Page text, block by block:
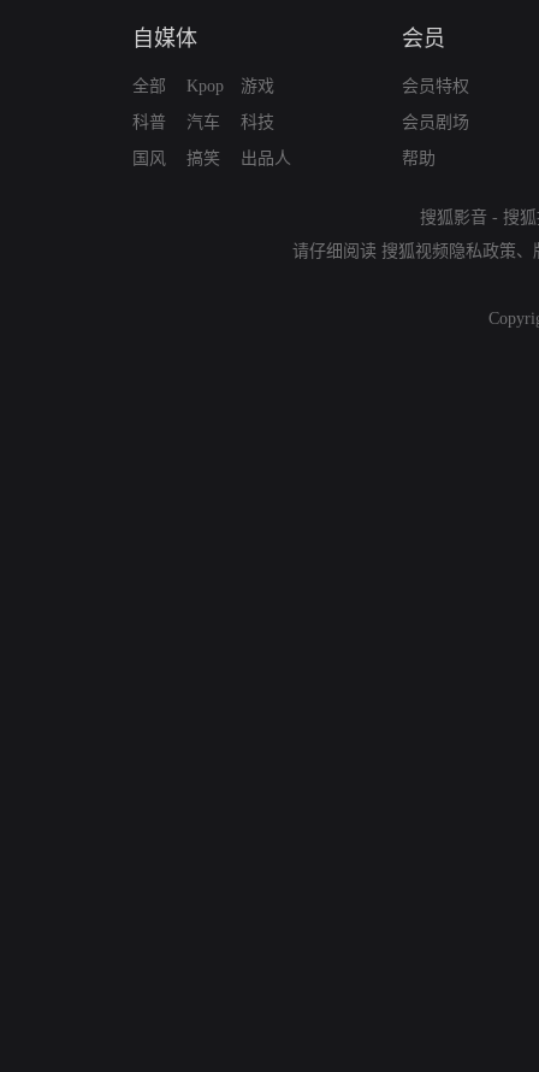
自媒体
全部
科普
国风
Kpop
汽车
搞笑
游戏
科技
出品人
会员
会员特权
会员剧场
帮助
搜狐影音 - 搜
请仔细阅读 搜狐视频隐私政策、